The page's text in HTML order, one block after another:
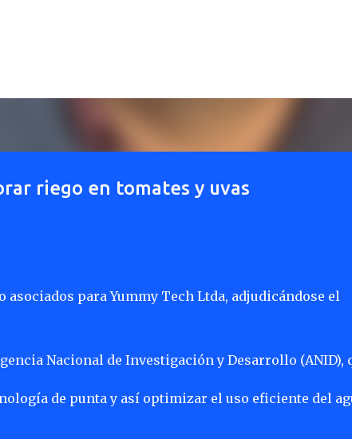
riego en tomates y uvas
asociados para Yummy Tech Ltda, adjudicándose el
Nacional de Investigación y Desarrollo (ANID),
de punta y así optimizar el uso eficiente del